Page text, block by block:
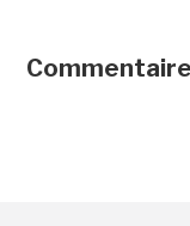
Commentaire